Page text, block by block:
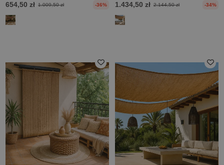
654,50 zł 1.009,50 zł -36% 1.434,50 zł 2.144,50 zł -34%